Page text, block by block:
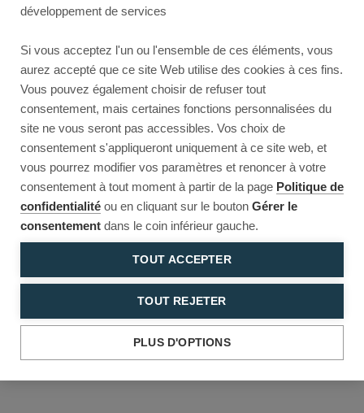
développement de services
Si vous acceptez l'un ou l'ensemble de ces éléments, vous
aurez accepté que ce site Web utilise des cookies à ces fins.
Vous pouvez également choisir de refuser tout
consentement, mais certaines fonctions personnalisées du
site ne vous seront pas accessibles. Vos choix de
consentement s'appliqueront uniquement à ce site web, et
vous pourrez modifier vos paramètres et renoncer à votre
consentement à tout moment à partir de la page Politique de
confidentialité ou en cliquant sur le bouton Gérer le
consentement dans le coin inférieur gauche.
TOUT ACCEPTER
TOUT REJETER
PLUS D'OPTIONS
Reload to try again, or go back.
Reload Back